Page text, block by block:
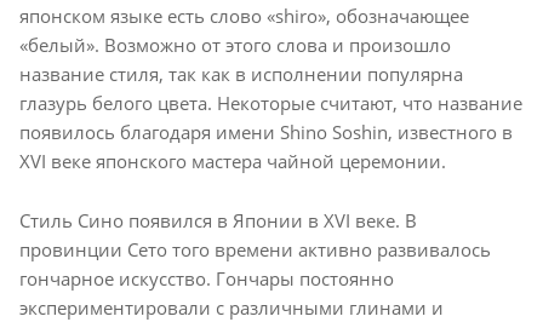
японском языке есть слово «shiro», обозначающее
«белый». Возможно от этого слова и произошло
название стиля, так как в исполнении популярна
глазурь белого цвета. Некоторые считают, что название
появилось благодаря имени Shino Soshin, известного в
XVI веке японского мастера чайной церемонии.
Стиль Сино появился в Японии в XVI веке. В
провинции Сето того времени активно развивалось
гончарное искусство. Гончары постоянно
экспериментировали с различными глинами и